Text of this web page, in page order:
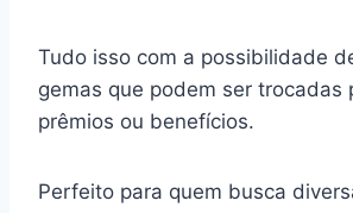
Tudo isso com a possibilidade
gemas que podem ser trocadas
prêmios ou benefícios.
Perfeito para quem busca